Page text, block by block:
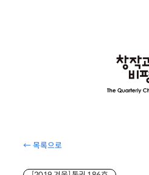
← 목록으로